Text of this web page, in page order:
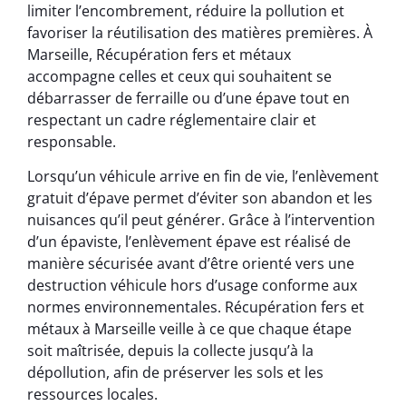
limiter l’encombrement, réduire la pollution et
favoriser la réutilisation des matières premières. À
Marseille, Récupération fers et métaux
accompagne celles et ceux qui souhaitent se
débarrasser de ferraille ou d’une épave tout en
respectant un cadre réglementaire clair et
responsable.
Lorsqu’un véhicule arrive en fin de vie, l’enlèvement
gratuit d’épave permet d’éviter son abandon et les
nuisances qu’il peut générer. Grâce à l’intervention
d’un épaviste, l’enlèvement épave est réalisé de
manière sécurisée avant d’être orienté vers une
destruction véhicule hors d’usage conforme aux
normes environnementales. Récupération fers et
métaux à Marseille veille à ce que chaque étape
soit maîtrisée, depuis la collecte jusqu’à la
dépollution, afin de préserver les sols et les
ressources locales.